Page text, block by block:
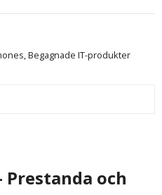
,Begagnade IT-produkter
Prestanda och